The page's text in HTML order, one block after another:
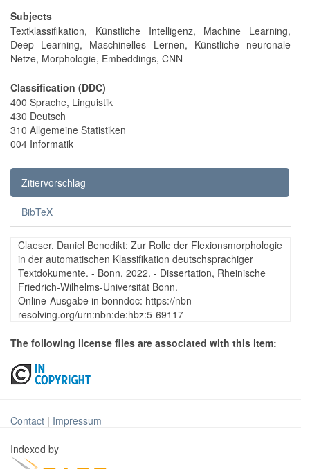
Subjects
Textklassifikation, Künstliche Intelligenz, Machine Learning,
Deep Learning, Maschinelles Lernen, Künstliche neuronale
Netze, Morphologie, Embeddings, CNN
Classification (DDC)
400 Sprache, Linguistik
430 Deutsch
310 Allgemeine Statistiken
004 Informatik
Zitiervorschlag
BibTeX
Claeser, Daniel Benedikt: Zur Rolle der Flexionsmorphologie
in der automatischen Klassifikation deutschsprachiger
Textdokumente. - Bonn, 2022. - Dissertation, Rheinische
Friedrich-Wilhelms-Universität Bonn.
Online-Ausgabe in bonndoc: https://nbn-
resolving.org/urn:nbn:de:hbz:5-69117
The following license files are associated with this item:
Contact | Impressum
Indexed by